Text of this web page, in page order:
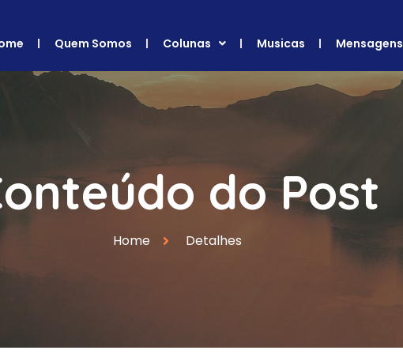
Quem Somos Colunas Musicas Mensagens
do Post
Home Detalhes